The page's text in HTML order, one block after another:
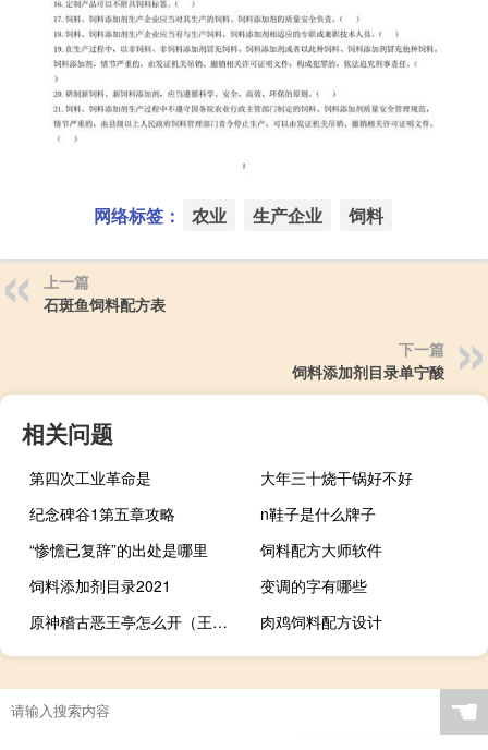
网络标签： 农业 生产企业 饲料
上一篇
石斑鱼饲料配方表
下一篇
饲料添加剂目录单宁酸
相关问题
第四次工业革命是
大年三十烧干锅好不好
纪念碑谷1第五章攻略
n鞋子是什么牌子
“惨憺已复辞”的出处是哪里
饲料配方大师软件
饲料添加剂目录2021
变调的字有哪些
原神稽古恶王亭怎么开（王亭又）
肉鸡饲料配方设计
☚